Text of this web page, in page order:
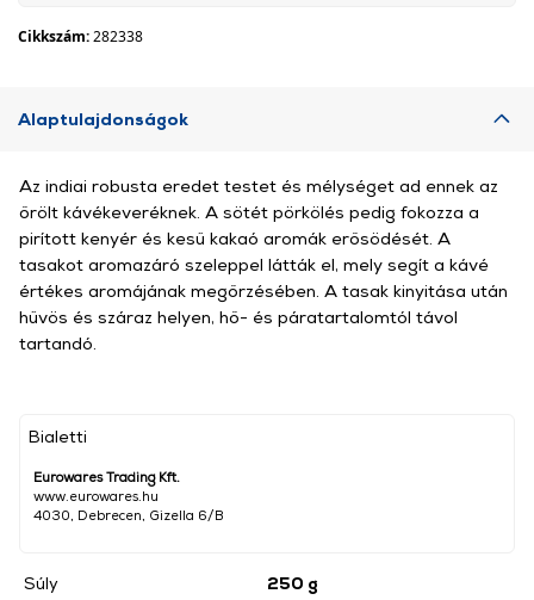
Cikkszám:282338
Alaptulajdonságok
Bialetti
Eurowares Trading Kft.
www.eurowares.hu
4030, Debrecen, Gizella 6/B
Súly 250 g
Az indiai robusta eredet testet és mélységet ad ennek az
őrölt kávékeveréknek. A sötét pörkölés pedig fokozza a
pirított kenyér és kesű kakaó aromák erősödését. A
tasakot aromazáró szeleppel látták el, mely segít a kávé
értékes aromájának megőrzésében. A tasak kinyitása után
hűvös és száraz helyen, hő- és páratartalomtól távol
tartandó.